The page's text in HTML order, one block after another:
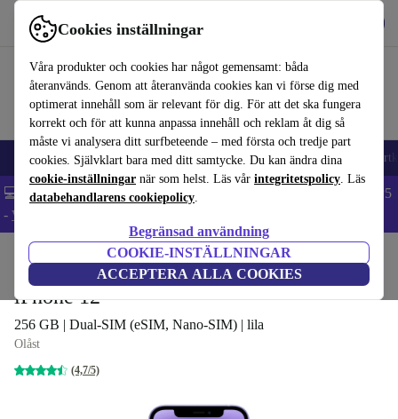
Cookies inställningar
Våra produkter och cookies har något gemensamt: båda
återanvänds. Genom att återanvända cookies kan vi förse dig med
optimerat innehåll som är relevant för dig. För att det ska fungera
korrekt och för att kunna anpassa innehåll och reklam åt dig så
måste vi analysera ditt surfbeteende – med första och tredje part
cookies. Självklart bara med ditt samtycke. Du kan ändra dina
cookie-inställningar när som helst. Läs vår integritetspolicy. Läs
databehandlarens cookiepolicy.
Begränsad användning
COOKIE-INSTÄLLNINGAR
ACCEPTERA ALLA COOKIES
Använd refurbed snabbt och enkelt
🎒 Back to school Mobiltelefoner Bärbara datorer Surfplattor
💻 Extra 5% rabatt på alla MacBooks och laptops - Code: LAPTOP5
- Villkor
Mobiltelefoner & Smartphones iPhones
iPhone 12
256 GB | Dual-SIM (eSIM, Nano-SIM) | lila
Olåst
(4,7/5)